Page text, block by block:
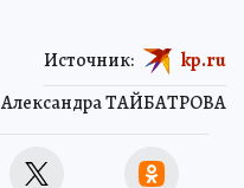
Александра ТАЙБАТРОВА
Источник: kp.ru